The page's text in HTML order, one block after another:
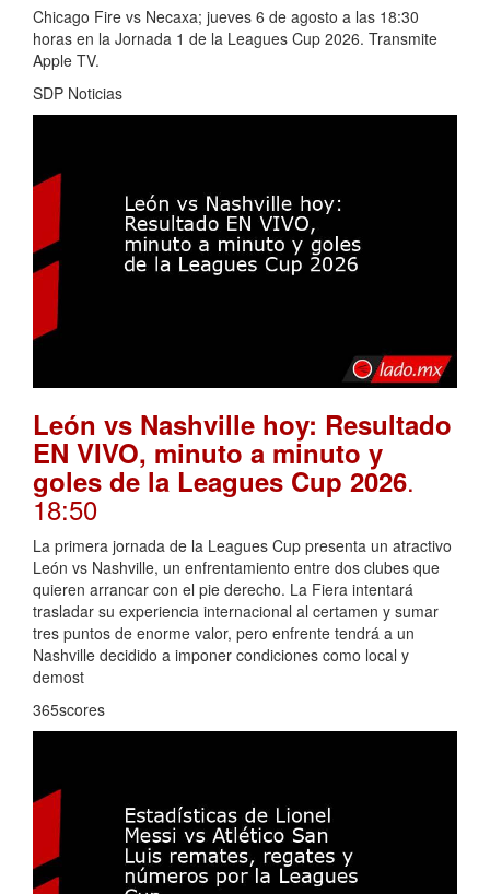
Chicago Fire vs Necaxa; jueves 6 de agosto a las 18:30
horas en la Jornada 1 de la Leagues Cup 2026. Transmite
Apple TV.
SDP Noticias
León vs Nashville hoy: Resultado
EN VIVO, minuto a minuto y
goles de la Leagues Cup 2026.
18:50
La primera jornada de la Leagues Cup presenta un atractivo
León vs Nashville, un enfrentamiento entre dos clubes que
quieren arrancar con el pie derecho. La Fiera intentará
trasladar su experiencia internacional al certamen y sumar
tres puntos de enorme valor, pero enfrente tendrá a un
Nashville decidido a imponer condiciones como local y
demost
365scores